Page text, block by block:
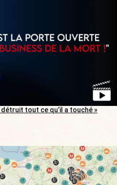
détruit tout ce qu’il a touché »